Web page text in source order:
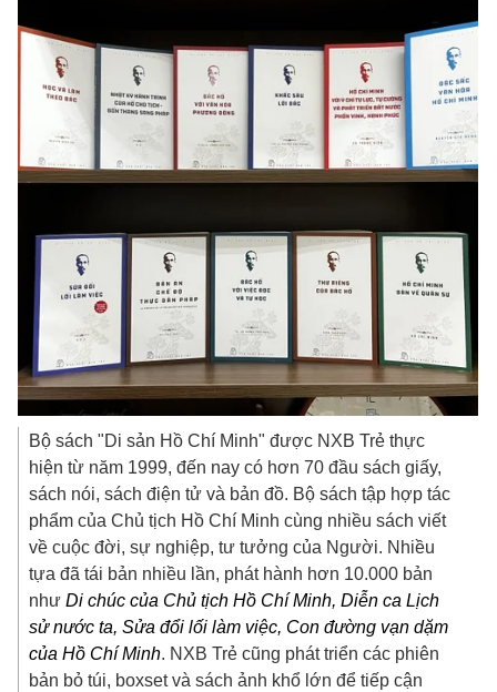
Bộ sách "Di sản Hồ Chí Minh" được NXB Trẻ thực
hiện từ năm 1999, đến nay có hơn 70 đầu sách giấy,
sách nói, sách điện tử và bản đồ. Bộ sách tập hợp tác
phẩm của Chủ tịch Hồ Chí Minh cùng nhiều sách viết
về cuộc đời, sự nghiệp, tư tưởng của Người. Nhiều
tựa đã tái bản nhiều lần, phát hành hơn 10.000 bản
nhưDi chúc của Chủ tịch Hồ Chí Minh, Diễn ca Lịch
sử nước ta, Sửa đổi lối làm việc, Con đường vạn dặm
của Hồ Chí Minh. NXB Trẻ cũng phát triển các phiên
bản bỏ túi, boxset và sách ảnh khổ lớn để tiếp cận